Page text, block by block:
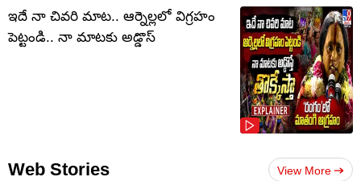
ఇదే నా చివరి మాట.. ఆర్నెల్లలో విగ్రహం
పెట్టండి.. నా మాటకు అడ్డొస్
Web Stories View More